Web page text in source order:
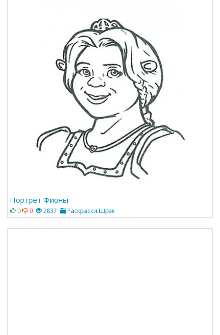
Портрет Фионы
0 0 2837 Раскраски Шрэк